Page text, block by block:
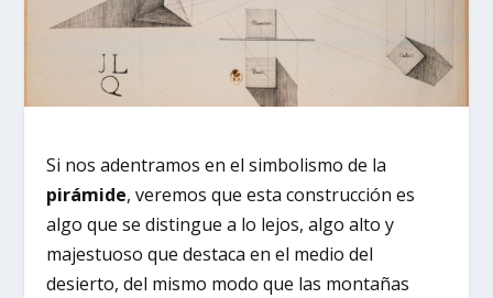
Si nos adentramos en el simbolismo de la
pirámide, veremos que esta construcción es
algo que se distingue a lo lejos, algo alto y
majestuoso que destaca en el medio del
desierto, del mismo modo que las montañas